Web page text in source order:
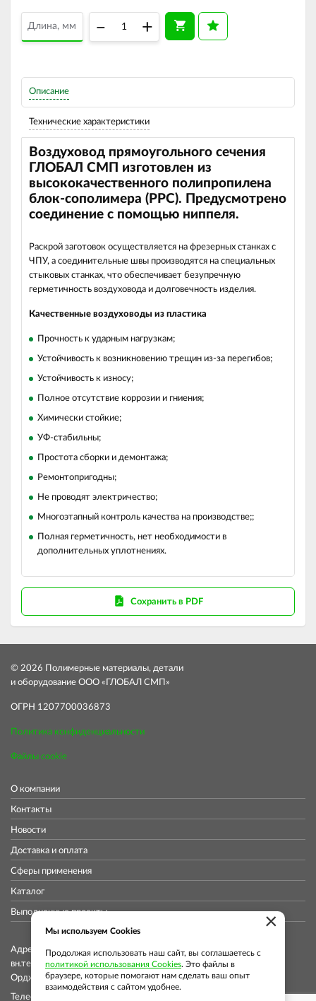
– +
Описание
Технические характеристики
Воздуховод прямоугольного сечения
ГЛОБАЛ СМП изготовлен из
высококачественного полипропилена
блок-сополимера (РРС). Предусмотрено
соединение с помощью ниппеля.
Раскрой заготовок осуществляется на фрезерных станках с
ЧПУ, а соединительные швы производятся на специальных
стыковых станках, что обеспечивает безупречную
герметичность воздуховода и долговечность изделия.
Качественные воздуховоды из пластика
Прочность к ударным нагрузкам;
Устойчивость к возникновению трещин из-за перегибов;
Устойчивость к износу;
Полное отсутствие коррозии и гниения;
Химически стойкие;
УФ-стабильны;
Простота сборки и демонтажа;
Ремонтопригодны;
Не проводят электричество;
Многоэтапный контроль качества на производстве;;
Полная герметичность, нет необходимости в
дополнительных уплотнениях.
Сохранить в PDF
© 2026 Полимерные материалы, детали
и оборудование ООО «ГЛОБАЛ СМП»
ОГРН 1207700036873
Политика конфиденциальности
Файлы cookie
О компании
Контакты
Новости
Доставка и оплата
Сферы применения
Каталог
Выполненные проекты
Адрес коммерческого отдела: 115419, Город Москва,
вн.тер.г. муниципальный округ Донской, ул
Орджоникидзе, д. 11, стр. 11, помещ. 12/5
Телефон: +7 (913) 913-76-37
×
Мы используем Cookies
Продолжая использовать наш сайт, вы соглашаетесь с
политикой использования Cookies. Это файлы в
браузере, которые помогают нам сделать ваш опыт
взаимодействия с сайтом удобнее.